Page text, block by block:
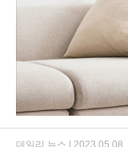
#대용량가습기추천
데일리 뉴스 | 2023.05.08